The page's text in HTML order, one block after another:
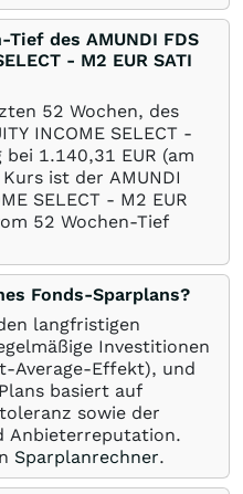
des AMUNDI FDS
- M2 EUR SATI
52 Wochen, des
INCOME SELECT -
bei 1.140,31 EUR (am
ist der AMUNDI
SELECT - M2 EUR
52 Wochen-Tief
Fonds-Sparplans?
langfristigen
Investitionen
Average-Effekt), und
basiert auf
sowie der
Anbieterreputation.
Sparplanrechner.